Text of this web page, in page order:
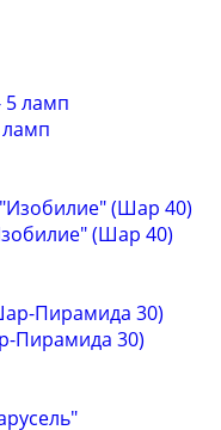
(Шар 40)
Пирамида 30)